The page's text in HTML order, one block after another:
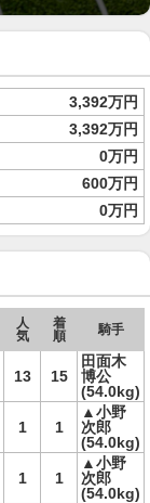
3,392万円
3,392万円
0万円
600万円
0万円
人
気
着
順
騎手
13 15
田面木
博公
(54.0kg)
1 1
▲小野
次郎
(54.0kg)
1 1
▲小野
次郎
(54.0kg)